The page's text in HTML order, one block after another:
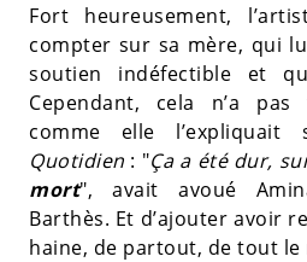
Fort heureusement,
compter sur sa mère, qui
soutien indéfectible et
Cependant, cela n’a
comme elle
Quotidien : "Ça a été dur,
mort", avait avoué
Barthès. Et d’ajouter avoir
haine, de partout, de tout le